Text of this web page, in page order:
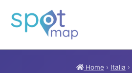
Home › Italia ›